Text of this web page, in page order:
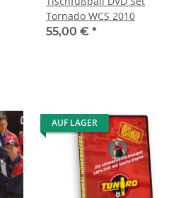
Tornado WCS 2010
55,00 € *
AUF LAGER